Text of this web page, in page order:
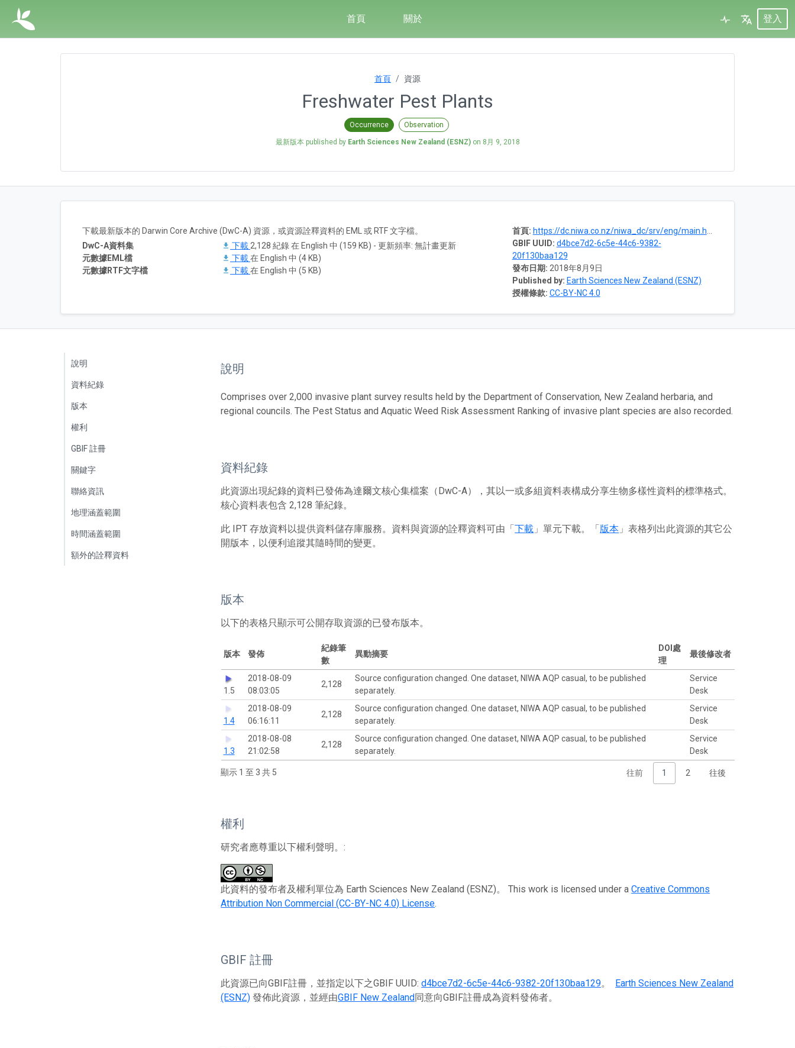
首頁 關於 登入
首頁 資源
Freshwater Pest Plants
Occurrence Observation
最新版本 published by Earth Sciences New Zealand (ESNZ)on 8月 9, 2018
首頁: https://dc.niwa.co.nz/niwa_dc/srv/eng/main.home?uuid=3c1fbe99-47b6-4c01-b937-17948d8b3fc6
GBIF UUID: d4bce7d2-6c5e-44c6-9382-
20f130baa129
發布日期: 2018年8月9日
Published by: Earth Sciences New Zealand (ESNZ)
授權條款: CC-BY-NC 4.0
下載最新版本的 Darwin Core Archive (DwC-A) 資源，或資源詮釋資料的 EML 或 RTF 文字檔。
DwC-A資料集
下載 2,128 紀錄 在 English 中 (159 KB) - 更新頻率: 無計畫更新
元數據EML檔
下載在 English 中 (4 KB)
元數據RTF文字檔
下載在 English 中 (5 KB)
說明
資料紀錄
版本
權利
GBIF 註冊
關鍵字
聯絡資訊
地理涵蓋範圍
時間涵蓋範圍
額外的詮釋資料
說明
Comprises over 2,000 invasive plant survey results held by the Department of Conservation, New Zealand herbaria, and
regional councils. The Pest Status and Aquatic Weed Risk Assessment Ranking of invasive plant species are also recorded.
資料紀錄
此資源出現紀錄的資料已發佈為達爾文核心集檔案（DwC-A），其以一或多組資料表構成分享生物多樣性資料的標準格式。
核心資料表包含 2,128 筆紀錄。
此 IPT 存放資料以提供資料儲存庫服務。資料與資源的詮釋資料可由「下載 」單元下載。「版本 」表格列出此資源的其它公
開版本，以便利追蹤其隨時間的變更。
版本
以下的表格只顯示可公開存取資源的已發布版本。
版本 發佈
紀錄筆
數
異動摘要
DOI處
理
最後修改者
1.5
2018-08-09
08:03:05
2,128
Source configuration changed. One dataset, NIWA AQP casual, to be published
separately.
Service
Desk
1.4
2018-08-09
06:16:11
2,128
Source configuration changed. One dataset, NIWA AQP casual, to be published
separately.
Service
Desk
1.3
2018-08-08
21:02:58
2,128
Source configuration changed. One dataset, NIWA AQP casual, to be published
separately.
Service
Desk
顯示 1 至 3 共 5 往前 1 2 往後
權利
研究者應尊重以下權利聲明。:
此資料的發布者及權利單位為 Earth Sciences New Zealand (ESNZ)。 This work is licensed under aCreative Commons
Attribution Non Commercial (CC-BY-NC 4.0) License.
GBIF 註冊
此資源已向GBIF註冊，並指定以下之GBIF UUID:d4bce7d2-6c5e-44c6-9382-20f130baa129。
Earth Sciences New Zealand
(ESNZ) 發佈此資源，並經由GBIF New Zealand 同意向GBIF註冊成為資料發佈者。